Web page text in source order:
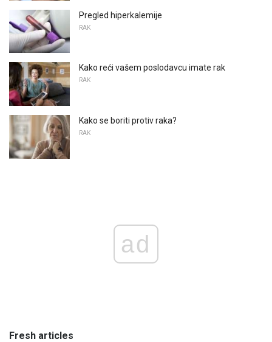
Pregled hiperkalemije
RAK
Kako reći vašem poslodavcu imate rak
RAK
Kako se boriti protiv raka?
RAK
ad
Fresh articles